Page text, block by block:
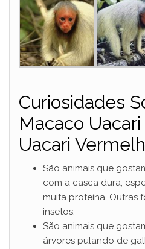
Curiosidades
Macaco
Uacari
São animais que
com a casca dura,
muita proteína. Outras
insetos.
São animais que
árvores pulando de